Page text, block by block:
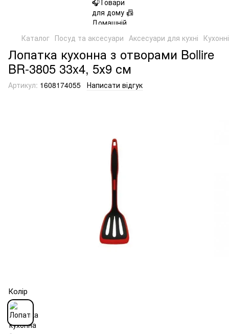
Каталог Посуд та аксесуари Аксесуари для кухні
Лопатка кухонна з отворами Bollire
BR-3805 33x4, 5х9 см
Артикул: 1608174055 Написати відгук
Колір